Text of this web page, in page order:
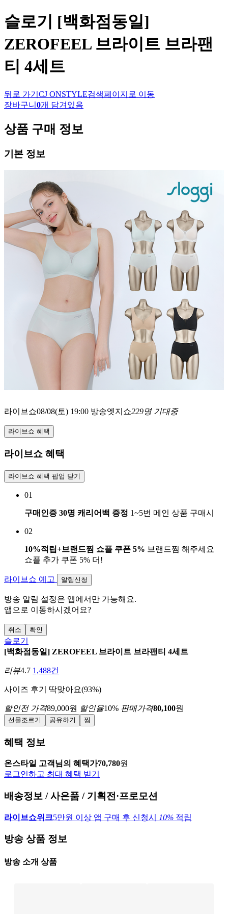
슬로기 [백화점동일]
ZEROFEEL 브라이트 브라팬
티 4세트
뒤로 가기 CJ ONSTYLE검색페이지로 이동
장바구니 0개 담겨있음
상품 구매 정보
기본 정보
라이브쇼08/08(토) 19:00 방송엣지쇼229명 기대중
라이브쇼 혜택
라이브쇼 혜택
라이브쇼 혜택 팝업 닫기
01
구매인증 30명 캐리어백 증정 1~5번 메인 상품 구매시
02
10%적립+브랜드찜 쇼플 쿠폰 5% 브랜드찜 해주세요
쇼플 추가 쿠폰 5% 더!
라이브쇼 예고 알림신청
방송 알림 설정은 앱에서만 가능해요.
앱으로 이동하시겠어요?
취소 확인
슬로기
[백화점동일] ZEROFEEL 브라이트 브라팬티 4세트
리뷰4.7 1,488건
사이즈 후기 딱맞아요(93%)
할인전 가격89,000원 할인율10% 판매가격80,100원
선물조르기 공유하기 찜
혜택 정보
온스타일 고객님의 혜택가70,780원
로그인하고 최대 혜택 받기
배송정보 / 사은품 / 기획전·프로모션
라이브쇼위크5만원 이상 앱 구매 후 신청시 10% 적립
방송 상품 정보
방송 소개 상품